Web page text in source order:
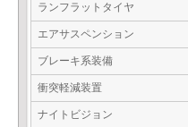
ランフラットタイヤ
エアサスペンション
ブレーキ系装備
衝突軽減装置
ナイトビジョン